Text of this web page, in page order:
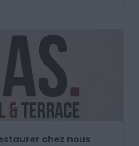
chez nous